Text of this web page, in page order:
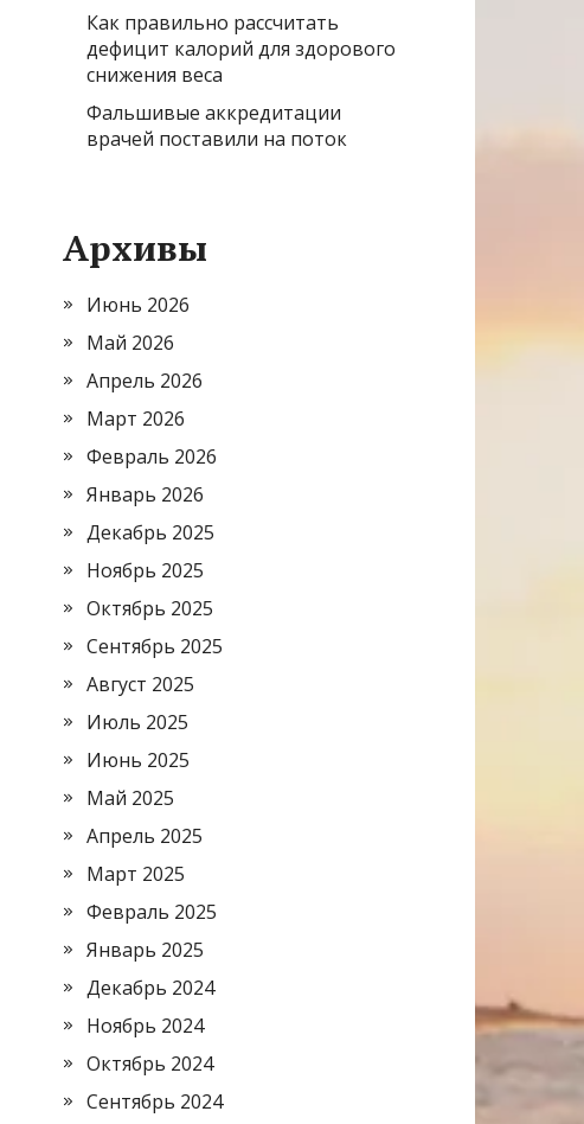
Как правильно рассчитать
дефицит калорий для здорового
снижения веса
Фальшивые аккредитации
врачей поставили на поток
Архивы
Июнь 2026
Май 2026
Апрель 2026
Март 2026
Февраль 2026
Январь 2026
Декабрь 2025
Ноябрь 2025
Октябрь 2025
Сентябрь 2025
Август 2025
Июль 2025
Июнь 2025
Май 2025
Апрель 2025
Март 2025
Февраль 2025
Январь 2025
Декабрь 2024
Ноябрь 2024
Октябрь 2024
Сентябрь 2024